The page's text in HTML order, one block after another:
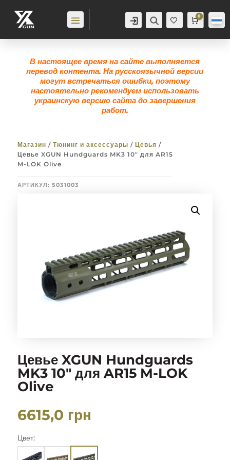
Аккаунт Поиск
Же
лан
Корзина
0
0,0грн
В настоящее время на сайте выполняется
перевод контента. На русскоязычной версии
могут встречаться ошибки, поэтому
настоятельно рекомендуем использовать
украинскую версию сайта до завершения
работ.
Магазин / Тюнинг и аксессуары / Цевья /
Цевье XGUN Hundguards MK3 10″ для AR15
M-LOK Olive
АРТИКУЛ: 5031003
Цевье XGUN Hundguards
MK3 10″ для AR15 M-LOK
Olive
6615,0 грн
Цвет: